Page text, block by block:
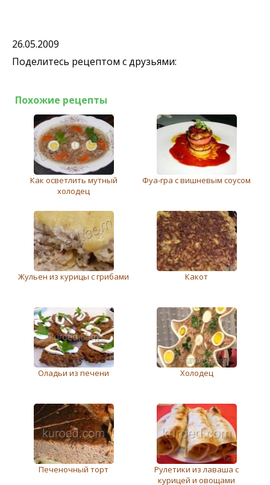
26.05.2009
Поделитесь рецептом с друзьями:
Похожие рецепты
Как осветлить мутный
холодец
Фуа-гра с вишневым соусом
Жульен из курицы с грибами Какот
Оладьи из печени Холодец
Печеночный торт
Рулетики из лаваша с
курицей и овощами